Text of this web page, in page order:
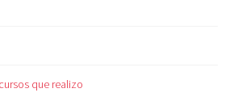
que realizo